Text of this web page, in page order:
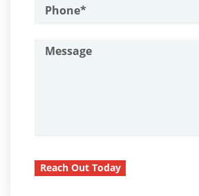
Ward of the Court
POST CONVICTION MATTERS
Attempted Murder
Burglary Of A Safe Or Vault
Reach Out Today